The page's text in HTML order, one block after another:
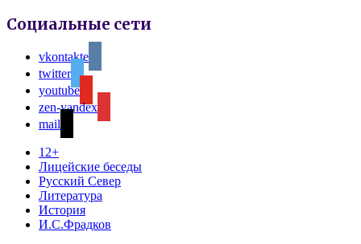
Социальные сети
vkontakte
twitter
youtube
zen-yandex
mail
12+
Лицейские беседы
Русский Север
Литература
История
И.С.Фрадков